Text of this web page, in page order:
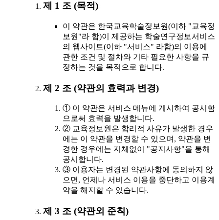
제 1 조 (목적)
이 약관은 한국교육학술정보원(이하 "교육정
보원"라 함)이 제공하는 학술연구정보서비스
의 웹사이트(이하 "서비스" 라함)의 이용에
관한 조건 및 절차와 기타 필요한 사항을 규
정하는 것을 목적으로 합니다.
제 2 조 (약관의 효력과 변경)
① 이 약관은 서비스 메뉴에 게시하여 공시함
으로써 효력을 발생합니다.
② 교육정보원은 합리적 사유가 발생한 경우
에는 이 약관을 변경할 수 있으며, 약관을 변
경한 경우에는 지체없이 "공지사항"을 통해
공시합니다.
③ 이용자는 변경된 약관사항에 동의하지 않
으면, 언제나 서비스 이용을 중단하고 이용계
약을 해지할 수 있습니다.
제 3 조 (약관외 준칙)